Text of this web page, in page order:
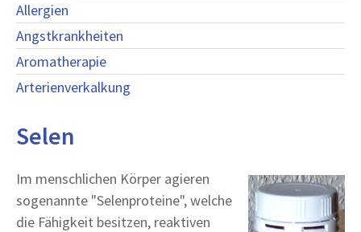
Allergien
Angstkrankheiten
Aromatherapie
Arterienverkalkung
Selen
Im menschlichen Körper agieren
sogenannte "Selenproteine", welche
die Fähigkeit besitzen, reaktiven